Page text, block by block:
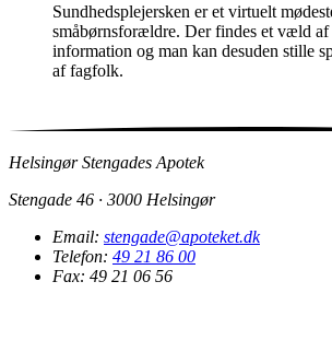
Sundhedsplejersken er et virtuelt
småbørnsforældre. Der findes et væld
information og man kan desuden stille
af fagfolk.
Helsingør Stengades Apotek
Stengade 46 · 3000 Helsingør
Email: stengade@apoteket.dk
Telefon: 49 21 86 00
Fax: 49 21 06 56